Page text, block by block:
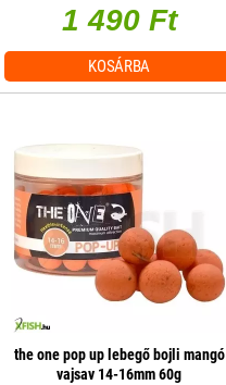
1 490 Ft
KOSÁRBA
the one pop up lebegő bojli mangó
vajsav 14-16mm 60g